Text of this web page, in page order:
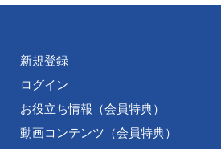
新規登録
ログイン
お役立ち情報（会員特典）
動画コンテンツ（会員特典）